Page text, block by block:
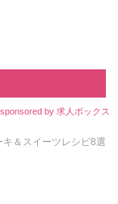
sponsored by 求人ボックス
＆スイーツレシピ8選